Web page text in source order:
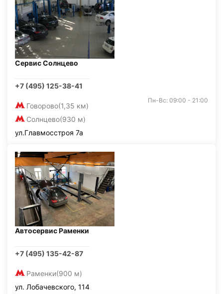
Сервис Солнцево
+7 (495) 125-38-41
Говорово(1,35 км)
Солнцево(930 м)
Пн-Вс: 09:00 - 21:00
ул.Главмосстроя 7а
Автосервис Раменки
+7 (495) 135-42-87
Раменки(900 м)
ул. Лобачевского, 114